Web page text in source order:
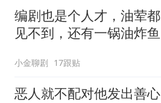
编剧也是个人才，油荤都
见不到，还有一锅油炸鱼
小金聊剧 17跟贴
恶人就不配对他发出善心